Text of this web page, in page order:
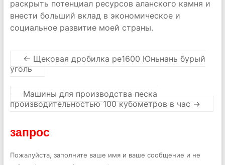
раскрыть потенциал ресурсов аланского камня и
внести больший вклад в экономическое и
социальное развитие моей страны.
← Щековая дробилка pe1600 Юньнань бурый
уголь
Машины для производства песка
производительностью 100 кубометров в час →
запрос
Пожалуйста, заполните ваше имя и ваше сообщение и не